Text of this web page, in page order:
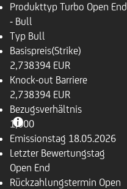
Produkttyp Turbo Open End
- Bull
Typ Bull
Basispreis(Strike)
2,738394 EUR
Knock-out Barriere
2,738394 EUR
Bezugsverhältnis
1,000
Emissionstag 18.05.2026
Letzter Bewertungstag
Open End
Rückzahlungstermin Open